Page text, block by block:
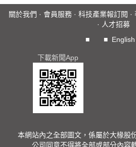
出貨助益有限。
總計2019全年台廠大尺寸面板出
佔全球比重預估仍達3成以上。
用面板需求於9月浮現；平板電腦面板
減少，季減幅度達21.8%。
第4季為傳統淡季，台廠主要中小
量皆將季減，幅度最小者將為前季減
上。最值一提的仍是最大應用－手機
外，中美貿易戰亦將持續影響出貨，
提前於9月發生，第4季需求將下滑，
LCD出貨量季減18.4%。
業者近況方面，苦撐3季的
算；彩晶受惠功能型手機面板急單，
則主要受惠智慧型手機面板需求，出
關於我們 · 會員服務· 科技產業報訂閱 ·
· 人才招募
■
■ English
下載新聞App
本網站內之全部圖文，係屬於大椽股
公司同意不得將全部或部分內容